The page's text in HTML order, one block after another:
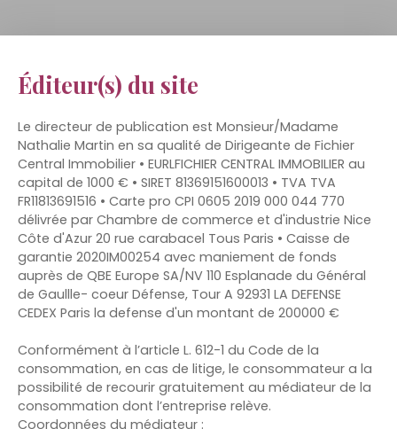
Éditeur(s) du site
Le directeur de publication est Monsieur/Madame
Nathalie Martin en sa qualité de Dirigeante de Fichier
Central Immobilier • EURLFICHIER CENTRAL IMMOBILIER au
capital de 1000 € • SIRET 81369151600013 • TVA TVA
FR11813691516 • Carte pro CPI 0605 2019 000 044 770
délivrée par Chambre de commerce et d'industrie Nice
Côte d'Azur 20 rue carabacel Tous Paris • Caisse de
garantie 2020IM00254 avec maniement de fonds
auprès de QBE Europe SA/NV 110 Esplanade du Général
de Gaullle- coeur Défense, Tour A 92931 LA DEFENSE
CEDEX Paris la defense d'un montant de 200000 €
Conformément à l’article L. 612-1 du Code de la
consommation, en cas de litige, le consommateur a la
possibilité de recourir gratuitement au médiateur de la
consommation dont l’entreprise relève.
Coordonnées du médiateur :